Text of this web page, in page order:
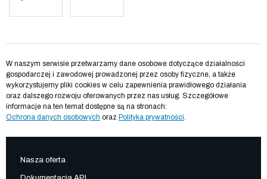
W naszym serwisie przetwarzamy dane osobowe dotyczące działalności
gospodarczej i zawodowej prowadzonej przez osoby fizyczne, a także
wykorzystujemy pliki cookies w celu zapewnienia prawidłowego działania
oraz dalszego rozwoju oferowanych przez nas usług. Szczegółowe
informacje na ten temat dostępne są na stronach:
Ochrona danych osobowych oraz Polityka prywatności.
Nasza oferta